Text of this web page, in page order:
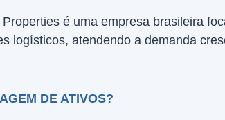
é uma empresa brasileira
logísticos, atendendo a demanda
DE ATIVOS?